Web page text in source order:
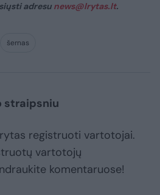
adresu news@lrytas.lt.
šernas
straipsniu
registruoti vartotojai.
vartotojų
komentaruose!